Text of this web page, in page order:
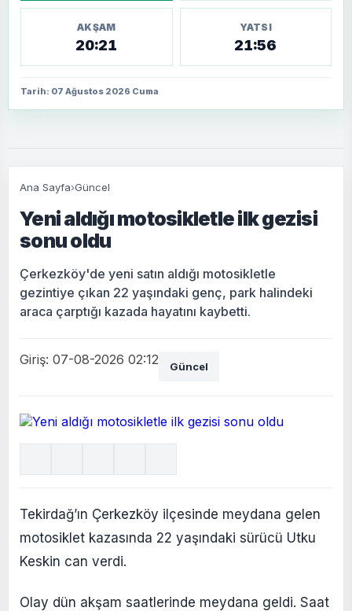
AKŞAM
20:21
YATSI
21:56
Tarih: 07 Ağustos 2026 Cuma
Ana Sayfa›Güncel
Yeni aldığı motosikletle ilk gezisi
sonu oldu
Çerkezköy'de yeni satın aldığı motosikletle
gezintiye çıkan 22 yaşındaki genç, park halindeki
araca çarptığı kazada hayatını kaybetti.
Giriş: 07-08-2026 02:12 Güncel
Tekirdağ’ın Çerkezköy ilçesinde meydana gelen
motosiklet kazasında 22 yaşındaki sürücü Utku
Keskin can verdi.
Olay dün akşam saatlerinde meydana geldi. Saat